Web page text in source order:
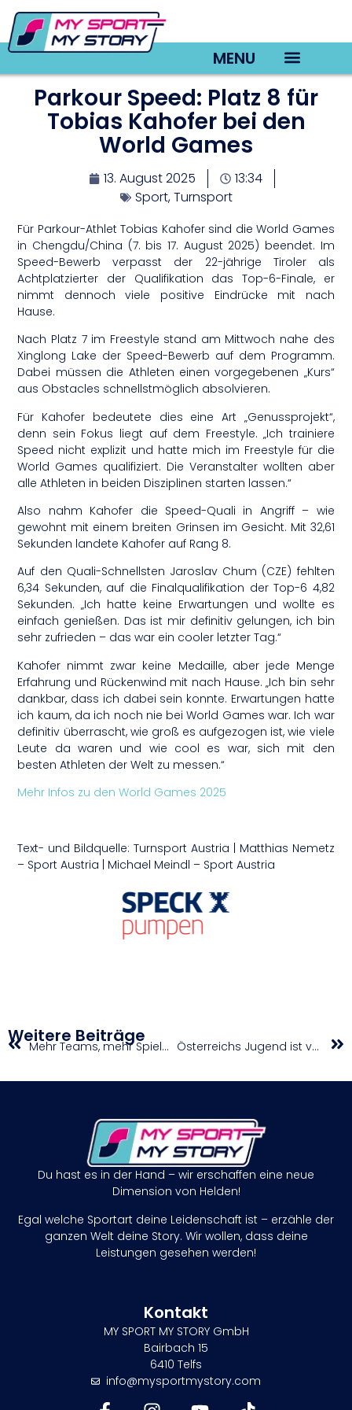
MENU
Parkour Speed: Platz 8 für
Tobias Kahofer bei den
World Games
13. August 2025
13:34
Sport,Turnsport
Für Parkour-Athlet Tobias Kahofer sind die World Games
in Chengdu/China (7. bis 17. August 2025) beendet. Im
Speed-Bewerb verpasst der 22-jährige Tiroler als
Achtplatzierter der Qualifikation das Top-6-Finale, er
nimmt dennoch viele positive Eindrücke mit nach
Hause.
Nach Platz 7 im Freestyle stand am Mittwoch nahe des
Xinglong Lake der Speed-Bewerb auf dem Programm.
Dabei müssen die Athleten einen vorgegebenen „Kurs“
aus Obstacles schnellstmöglich absolvieren.
Für Kahofer bedeutete dies eine Art „Genussprojekt“,
denn sein Fokus liegt auf dem Freestyle. „Ich trainiere
Speed nicht explizit und hatte mich im Freestyle für die
World Games qualifiziert. Die Veranstalter wollten aber
alle Athleten in beiden Disziplinen starten lassen.“
Also nahm Kahofer die Speed-Quali in Angriff – wie
gewohnt mit einem breiten Grinsen im Gesicht. Mit 32,61
Sekunden landete Kahofer auf Rang 8.
Auf den Quali-Schnellsten Jaroslav Chum (CZE) fehlten
6,34 Sekunden, auf die Finalqualifikation der Top-6 4,82
Sekunden. „Ich hatte keine Erwartungen und wollte es
einfach genießen. Das ist mir definitiv gelungen, ich bin
sehr zufrieden – das war ein cooler letzter Tag.“
Kahofer nimmt zwar keine Medaille, aber jede Menge
Erfahrung und Rückenwind mit nach Hause. „Ich bin sehr
dankbar, dass ich dabei sein konnte. Erwartungen hatte
ich kaum, da ich noch nie bei World Games war. Ich war
definitiv überrascht, wie groß es aufgezogen ist, wie viele
Leute da waren und wie cool es war, sich mit den
besten Athleten der Welt zu messen.“
Mehr Infos zu den World Games 2025
Text- und Bildquelle: Turnsport Austria | Matthias Nemetz
– Sport Austria | Michael Meindl – Sport Austria
Weitere Beiträge Mehr Teams, mehr Spiele, mehr Sichtbarkeit: win2day BDSL mit nächstem großen Entwicklungsschritt Österreichs Jugend ist vorne dabei
Du hast es in der Hand – wir erschaffen eine neue
Dimension von Helden!
Egal welche Sportart deine Leidenschaft ist – erzähle der
ganzen Welt deine Story. Wir wollen, dass deine
Leistungen gesehen werden!
Kontakt
MY SPORT MY STORY GmbH
Bairbach 15
6410 Telfs
info@mysportmystory.com